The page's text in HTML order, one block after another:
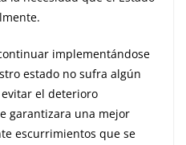
implementándose
estado no sufra algún
el deterioro
garantizara una mejor
escurrimientos que se